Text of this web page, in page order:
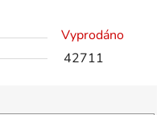
Vyprodáno
42711